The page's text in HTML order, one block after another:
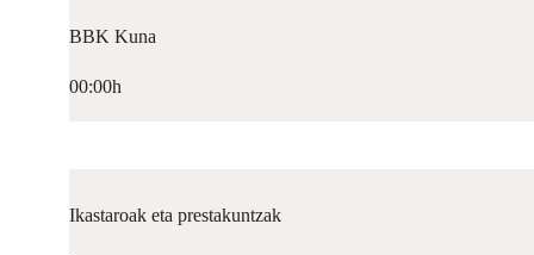
BBK Kuna
00:00h
Ikastaroak eta prestakuntzak